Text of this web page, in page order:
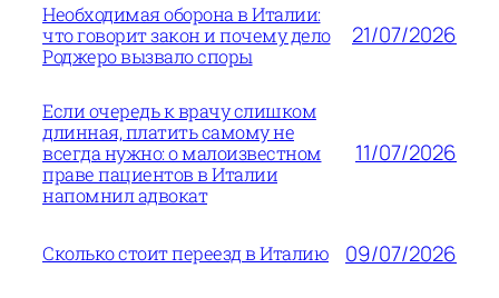
Необходимая оборона в Италии:
что говорит закон и почему дело
Роджеро вызвало споры
21/07/2026
Если очередь к врачу слишком
длинная, платить самому не
всегда нужно: о малоизвестном
праве пациентов в Италии
напомнил адвокат
11/07/2026
Сколько стоит переезд в Италию 09/07/2026